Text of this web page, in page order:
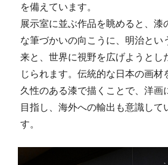
を備えています。
展示室に並ぶ作品を眺めると、漆
な筆づかいの向こうに、明治とい
来と、世界に視野を広げようとし
じられます。伝統的な日本の画材
久性のある漆で描くことで、洋画
目指し、海外への輸出も意識して
す。